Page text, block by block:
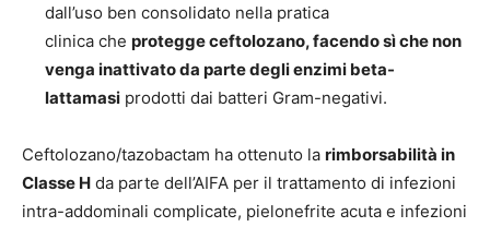
dall’uso ben consolidato nella pratica
clinica che protegge ceftolozano, facendo sì che non
venga inattivato da parte degli enzimi beta-
lattamasi prodotti dai batteri Gram-negativi.
Ceftolozano/tazobactam ha ottenuto la rimborsabilità in
Classe H da parte dell’AIFA per il trattamento di infezioni
intra-addominali complicate, pielonefrite acuta e infezioni